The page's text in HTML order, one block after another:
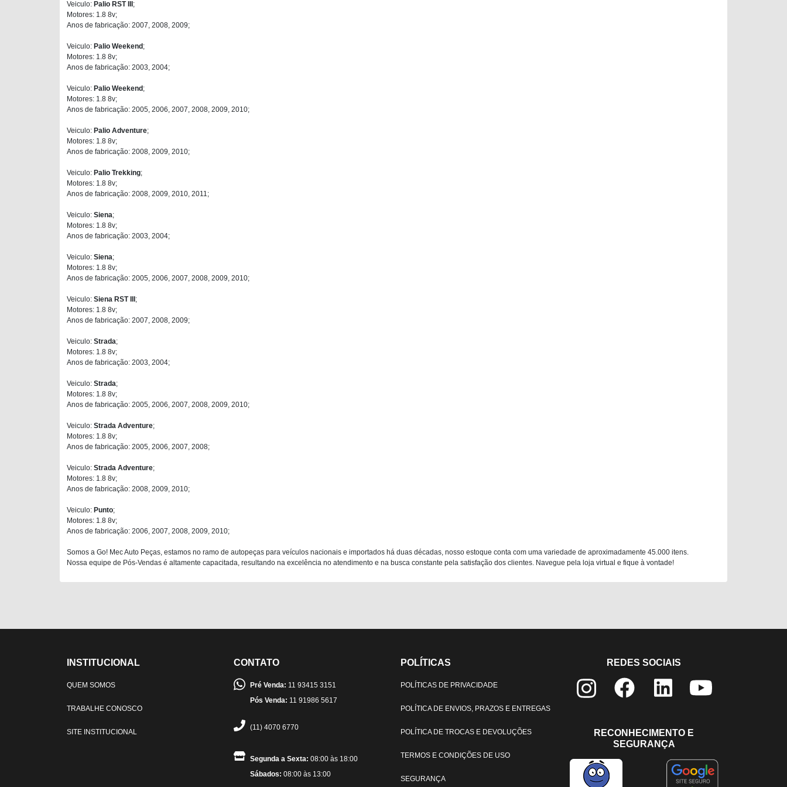
Veiculo: Palio RST III;
Motores: 1.8 8v;
Anos de fabricação: 2007, 2008, 2009;
Veiculo: Palio Weekend;
Motores: 1.8 8v;
Anos de fabricação: 2003, 2004;
Veiculo: Palio Weekend;
Motores: 1.8 8v;
Anos de fabricação: 2005, 2006, 2007, 2008, 2009, 2010;
Veiculo: Palio Adventure;
Motores: 1.8 8v;
Anos de fabricação: 2008, 2009, 2010;
Veiculo: Palio Trekking;
Motores: 1.8 8v;
Anos de fabricação: 2008, 2009, 2010, 2011;
Veiculo: Siena;
Motores: 1.8 8v;
Anos de fabricação: 2003, 2004;
Veiculo: Siena;
Motores: 1.8 8v;
Anos de fabricação: 2005, 2006, 2007, 2008, 2009, 2010;
Veiculo: Siena RST III;
Motores: 1.8 8v;
Anos de fabricação: 2007, 2008, 2009;
Veiculo: Strada;
Motores: 1.8 8v;
Anos de fabricação: 2003, 2004;
Veiculo: Strada;
Motores: 1.8 8v;
Anos de fabricação: 2005, 2006, 2007, 2008, 2009, 2010;
Veiculo: Strada Adventure;
Motores: 1.8 8v;
Anos de fabricação: 2005, 2006, 2007, 2008;
Veiculo: Strada Adventure;
Motores: 1.8 8v;
Anos de fabricação: 2008, 2009, 2010;
Veiculo: Punto;
Motores: 1.8 8v;
Anos de fabricação: 2006, 2007, 2008, 2009, 2010;
Somos a Go! Mec Auto Peças, estamos no ramo de autopeças para veículos nacionais e importados há duas décadas, nosso estoque conta com uma variedade de aproximadamente 45.000 itens.
Nossa equipe de Pós-Vendas é altamente capacitada, resultando na excelência no atendimento e na busca constante pela satisfação dos clientes. Navegue pela loja virtual e fique à vontade!
INSTITUCIONAL
QUEM SOMOS
TRABALHE CONOSCO
SITE INSTITUCIONAL
CONTATO
Pré Venda: 11 93415 3151
Pós Venda: 11 91986 5617
(11) 4070 6770
Segunda a Sexta: 08:00 às 18:00
Sábados: 08:00 às 13:00
POLÍTICAS
POLÍTICAS DE PRIVACIDADE
POLÍTICA DE ENVIOS, PRAZOS E ENTREGAS
POLÍTICA DE TROCAS E DEVOLUÇÕES
TERMOS E CONDIÇÕES DE USO
SEGURANÇA
REDES SOCIAIS
RECONHECIMENTO E
SEGURANÇA